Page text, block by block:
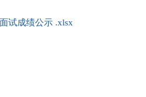
试成绩公示 .xlsx